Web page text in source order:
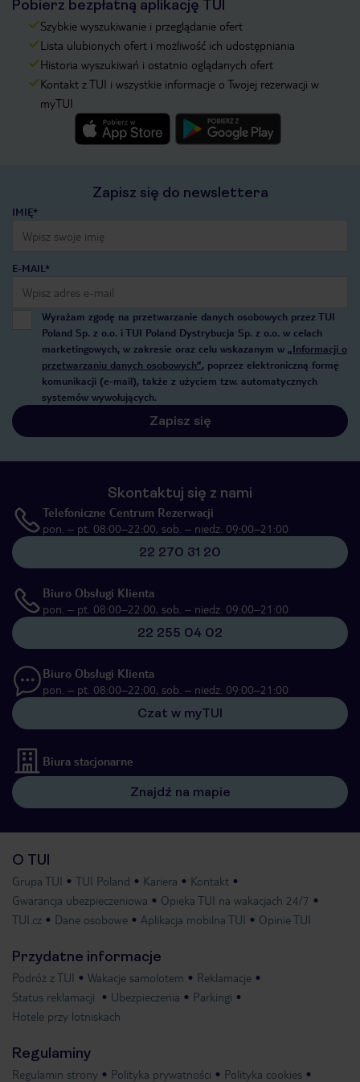
Pobierz bezpłatną aplikację TUI
Szybkie wyszukiwanie i przeglądanie ofert
Lista ulubionych ofert i możliwość ich udostępniania
Historia wyszukiwań i ostatnio oglądanych ofert
Kontakt z TUI i wszystkie informacje o Twojej rezerwacji w
myTUI
Zapisz się do newslettera
IMIĘ*
E-MAIL*
Wyrażam zgodę na przetwarzanie danych osobowych przez TUI
Poland Sp. z o.o. i TUI Poland Dystrybucja Sp. z o.o. w celach
marketingowych, w zakresie oraz celu wskazanym w „Informacji o
przetwarzaniu danych osobowych”, poprzez elektroniczną formę
komunikacji (e-mail), także z użyciem tzw. automatycznych
systemów wywołujących.
Zapisz się
Skontaktuj się z nami
Telefoniczne Centrum Rezerwacji
pon. – pt. 08:00–22:00, sob. – niedz. 09:00–21:00
22 270 31 20
Biuro Obsługi Klienta
pon. – pt. 08:00–22:00, sob. – niedz. 09:00–21:00
22 255 04 02
Biuro Obsługi Klienta
pon. – pt. 08:00–22:00, sob. – niedz. 09:00–21:00
Czat w myTUI
Biura stacjonarne
Znajdź na mapie
O TUI
Grupa TUI TUI Poland Kariera
Kontakt
Gwarancja ubezpieczeniowa
Opieka TUI na wakacjach 24/7
TUI.cz
Dane osobowe Aplikacja mobilna TUI Opinie TUI
Przydatne informacje
Podróż z TUI Wakacje samolotem
Reklamacje
Status reklamacji
Ubezpieczenia
Parkingi
Hotele przy lotniskach
Regulaminy
Regulamin strony Polityka prywatności Polityka cookies